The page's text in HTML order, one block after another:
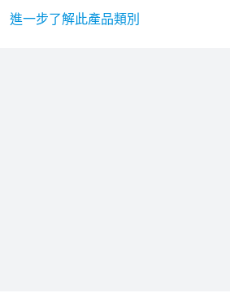
進一步了解此產品類別